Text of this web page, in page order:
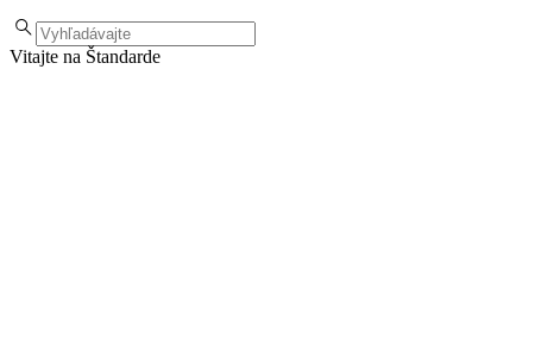
Vitajte na Štandarde